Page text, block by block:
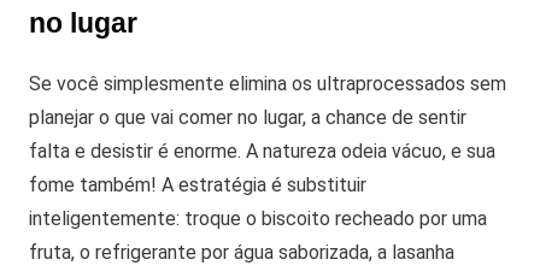
no lugar
Se você simplesmente elimina os ultraprocessados sem
planejar o que vai comer no lugar, a chance de sentir
falta e desistir é enorme. A natureza odeia vácuo, e sua
fome também! A estratégia é substituir
inteligentemente: troque o biscoito recheado por uma
fruta, o refrigerante por água saborizada, a lasanha